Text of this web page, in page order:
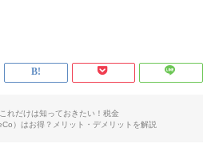
これだけは知っておきたい！税金
）はお得？メリット・デメリットを解説